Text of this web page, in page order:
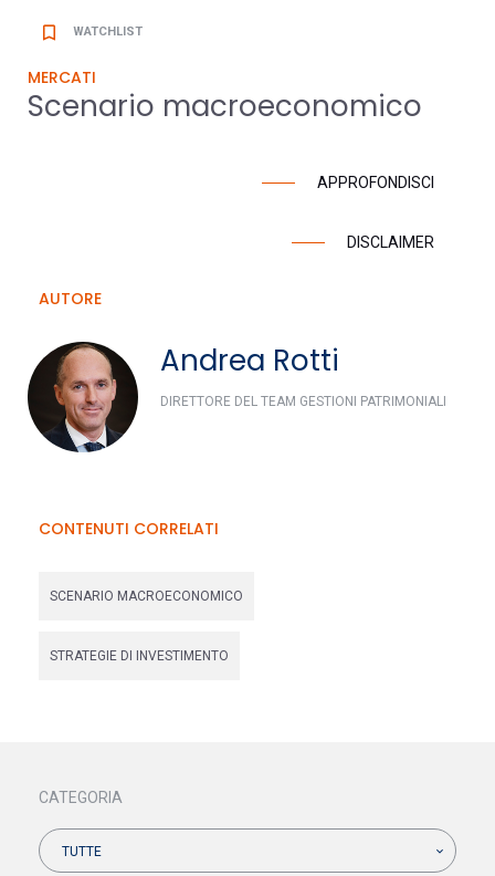
bookmark_border WATCHLIST
MERCATI
Scenario macroeconomico
APPROFONDISCI
DISCLAIMER
AUTORE
Andrea Rotti
DIRETTORE DEL TEAM GESTIONI PATRIMONIALI
CONTENUTI CORRELATI
SCENARIO MACROECONOMICO
STRATEGIE DI INVESTIMENTO
CATEGORIA
TUTTE